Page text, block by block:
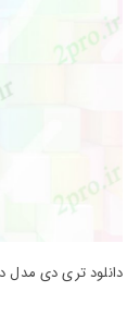
دانلود تری دی مدل دوش